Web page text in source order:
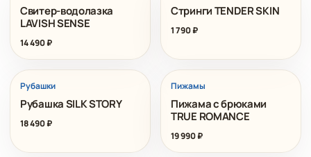
Свитер-водолазка
LAVISH SENSE
14 490₽
Стринги TENDER SKIN
1 790₽
Рубашки
Рубашка SILK STORY
18 490₽
Пижамы
Пижама с брюками
TRUE ROMANCE
19 990₽